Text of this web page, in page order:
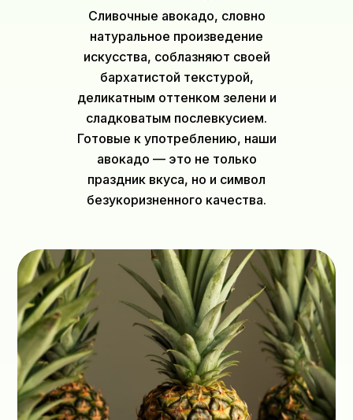
Сливочные авокадо, словно
натуральное произведение
искусства, соблазняют своей
бархатистой текстурой,
деликатным оттенком зелени и
сладковатым послевкусием.
Готовые к употреблению, наши
авокадо — это не только
праздник вкуса, но и символ
безукоризненного качества.